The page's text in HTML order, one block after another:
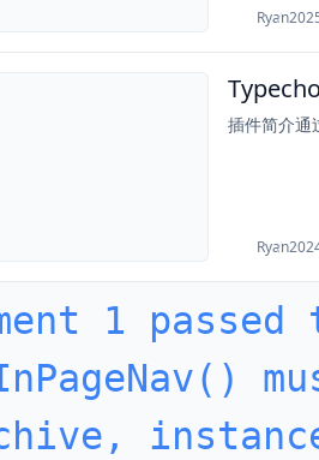
Ryan
2024-11-12
插件简介通
Ryan
1